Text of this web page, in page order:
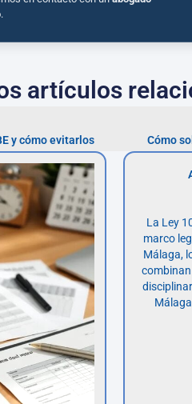
artículos
y cómo evitarlos
Cómo
La Ley
marco
Málaga,